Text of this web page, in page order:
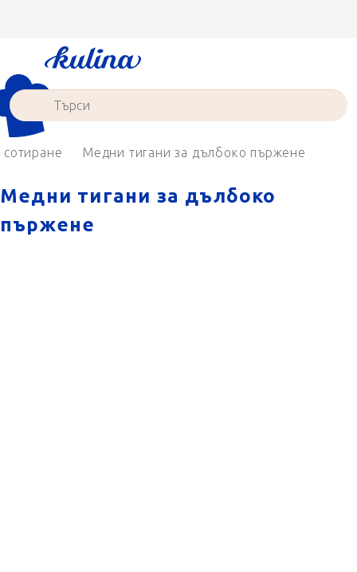
съдържанието
сотиране Медни тигани за дълбоко пържене
Медни тигани за дълбоко
пържене